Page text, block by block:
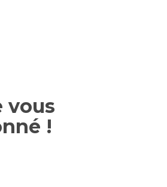
vous
!